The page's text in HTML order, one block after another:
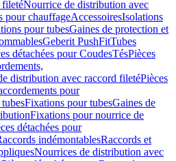
filetéNourrice de distribution avec
pour chauffageAccessoiresIsolations
pour tubesGaines de protection et
Geberit PushFitTubes
détachées pour CoudesTésPièces
distribution avec raccord filetéPièces
pour
Fixations pour tubesGaines de
Fixations pour nourrice de
détachées pour
indémontablesRaccords et
Nourrices de distribution avec